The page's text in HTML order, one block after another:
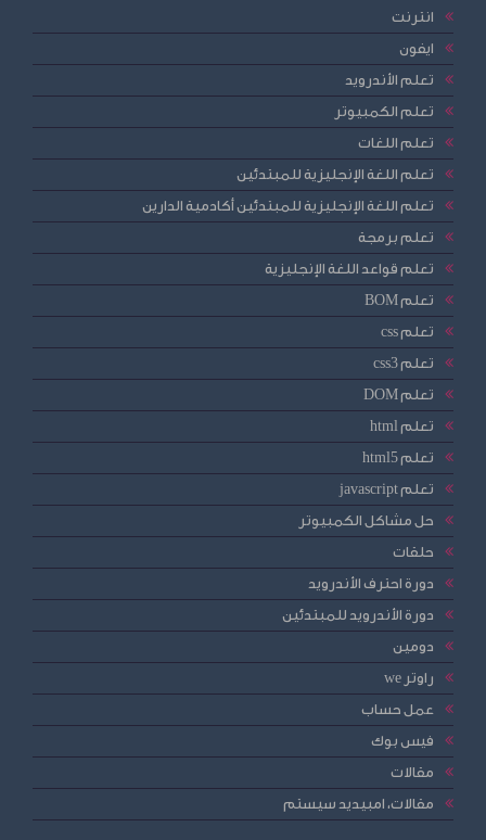
انترنت
ايفون
تعلم الأندرويد
تعلم الكمبيوتر
تعلم اللغات
تعلم اللغة الإنجليزية للمبتدئين
تعلم اللغة الإنجليزية للمبتدئين أكادمية الدارين
تعلم برمجة
تعلم قواعد اللغة الإنجليزية
تعلم BOM
تعلم css
تعلم css3
تعلم DOM
تعلم html
تعلم html5
تعلم javascript
حل مشاكل الكمبيوتر
حلقات
دورة احترف الأندرويد
دورة الأندرويد للمبتدئين
دومين
راوتر we
عمل حساب
فيس بوك
مقالات
مقالات، امبيديد سيستم